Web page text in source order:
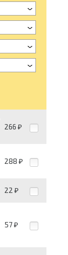
266 ₽
288 ₽
22 ₽
57 ₽